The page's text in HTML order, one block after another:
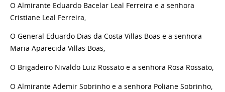
O Almirante Eduardo Bacelar Leal Ferreira e a senhora
Cristiane Leal Ferreira,
O General Eduardo Dias da Costa Villas Boas e a senhora
Maria Aparecida Villas Boas,
O Brigadeiro Nivaldo Luiz Rossato e a senhora Rosa Rossato,
O Almirante Ademir Sobrinho e a senhora Poliane Sobrinho,